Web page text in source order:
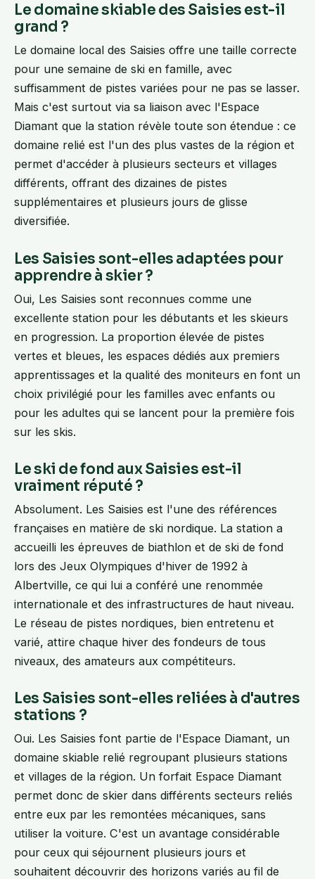
Le domaine skiable des Saisies est-il
grand ?
Le domaine local des Saisies offre une taille correcte
pour une semaine de ski en famille, avec
suffisamment de pistes variées pour ne pas se lasser.
Mais c'est surtout via sa liaison avec l'Espace
Diamant que la station révèle toute son étendue : ce
domaine relié est l'un des plus vastes de la région et
permet d'accéder à plusieurs secteurs et villages
différents, offrant des dizaines de pistes
supplémentaires et plusieurs jours de glisse
diversifiée.
Les Saisies sont-elles adaptées pour
apprendre à skier ?
Oui, Les Saisies sont reconnues comme une
excellente station pour les débutants et les skieurs
en progression. La proportion élevée de pistes
vertes et bleues, les espaces dédiés aux premiers
apprentissages et la qualité des moniteurs en font un
choix privilégié pour les familles avec enfants ou
pour les adultes qui se lancent pour la première fois
sur les skis.
Le ski de fond aux Saisies est-il
vraiment réputé ?
Absolument. Les Saisies est l'une des références
françaises en matière de ski nordique. La station a
accueilli les épreuves de biathlon et de ski de fond
lors des Jeux Olympiques d'hiver de 1992 à
Albertville, ce qui lui a conféré une renommée
internationale et des infrastructures de haut niveau.
Le réseau de pistes nordiques, bien entretenu et
varié, attire chaque hiver des fondeurs de tous
niveaux, des amateurs aux compétiteurs.
Les Saisies sont-elles reliées à d'autres
stations ?
Oui. Les Saisies font partie de l'Espace Diamant, un
domaine skiable relié regroupant plusieurs stations
et villages de la région. Un forfait Espace Diamant
permet donc de skier dans différents secteurs reliés
entre eux par les remontées mécaniques, sans
utiliser la voiture. C'est un avantage considérable
pour ceux qui séjournent plusieurs jours et
souhaitent découvrir des horizons variés au fil de